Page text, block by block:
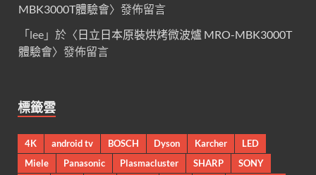
MBK3000T體驗會〉發佈留言
「 lee 」於〈 日立日本原裝烘烤微波爐 MRO-MBK3000T
體驗會〉發佈留言
標籤雲
4K android tv BOSCH Dyson Karcher
LED
Miele
Panasonic Plasmacluster SHARP
SONY